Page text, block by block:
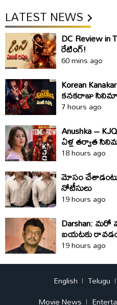
LATEST NEWS
DC Review
రేటింగ్!
60 mins ago
Korean
క‌న‌క‌రాజు సినిమా
7 hours ago
Anushka –
ఏళ్ల తర్వాత
18 hours ago
మోసం చేశాడంటూ
నోటీసులు
19 hours ago
Darshan: మరో
బయటకు
19 hours ago
English Telugu
Movie News